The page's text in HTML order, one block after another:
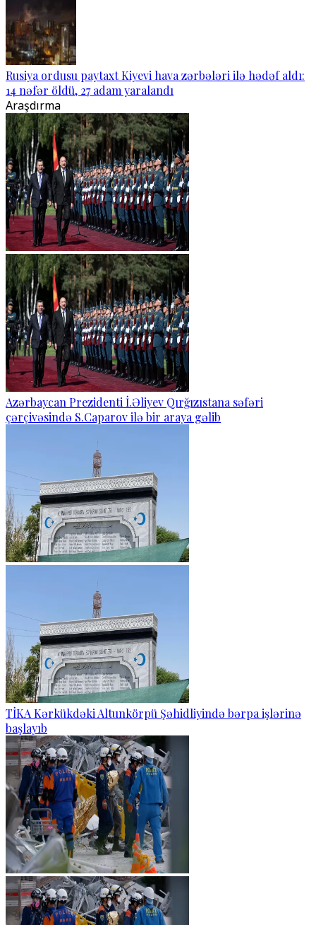
Rusiya ordusu paytaxt Kiyevi hava zərbələri ilə hədəf aldı:
14 nəfər öldü, 27 adam yaralandı
Araşdırma
Azərbaycan Prezidenti İ.Əliyev Qırğızıstana səfəri
çərçivəsində S.Caparov ilə bir araya gəlib
TİKA Kərkükdəki Altunkörpü Şəhidliyində bərpa işlərinə
başlayıb